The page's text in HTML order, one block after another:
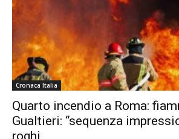
Cronaca Italia
Quarto incendio a Roma:
Gualtieri: “sequenza